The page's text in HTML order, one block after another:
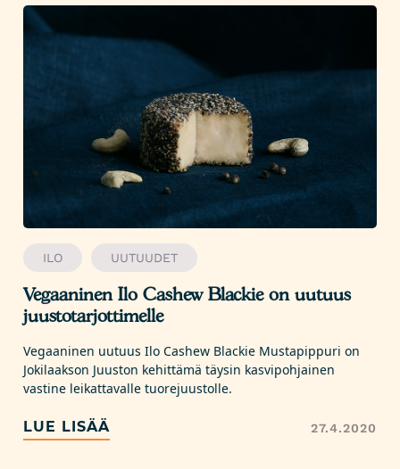
ILO UUTUUDET
Vegaaninen Ilo Cashew Blackie on uutuus
juustotarjottimelle
Vegaaninen uutuus Ilo Cashew Blackie Mustapippuri on
Jokilaakson Juuston kehittämä täysin kasvipohjainen
vastine leikattavalle tuorejuustolle.
LUE LISÄÄ 27.4.2020